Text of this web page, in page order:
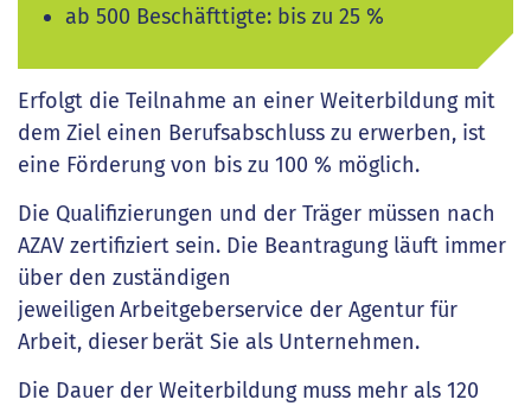
ab 500 Beschäfttigte: bis zu 25 %
Erfolgt die Teilnahme an einer Weiterbildung mit
dem Ziel einen Berufsabschluss zu erwerben, ist
eine Förderung von bis zu 100 % möglich.
Die Qualifizierungen und der Träger müssen nach
AZAV zertifiziert sein. Die Beantragung läuft immer
über den zuständigen
jeweiligen Arbeitgeberservice der Agentur für
Arbeit, dieser berät Sie als Unternehmen.
Die Dauer der Weiterbildung muss mehr als 120